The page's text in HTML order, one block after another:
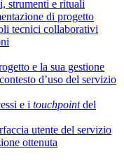
strumenti e rituali
di progetto
tecnici collaborativi
e la sua gestione
d’uso del servizio
e i touchpointdel
utente del servizio
ottenuta